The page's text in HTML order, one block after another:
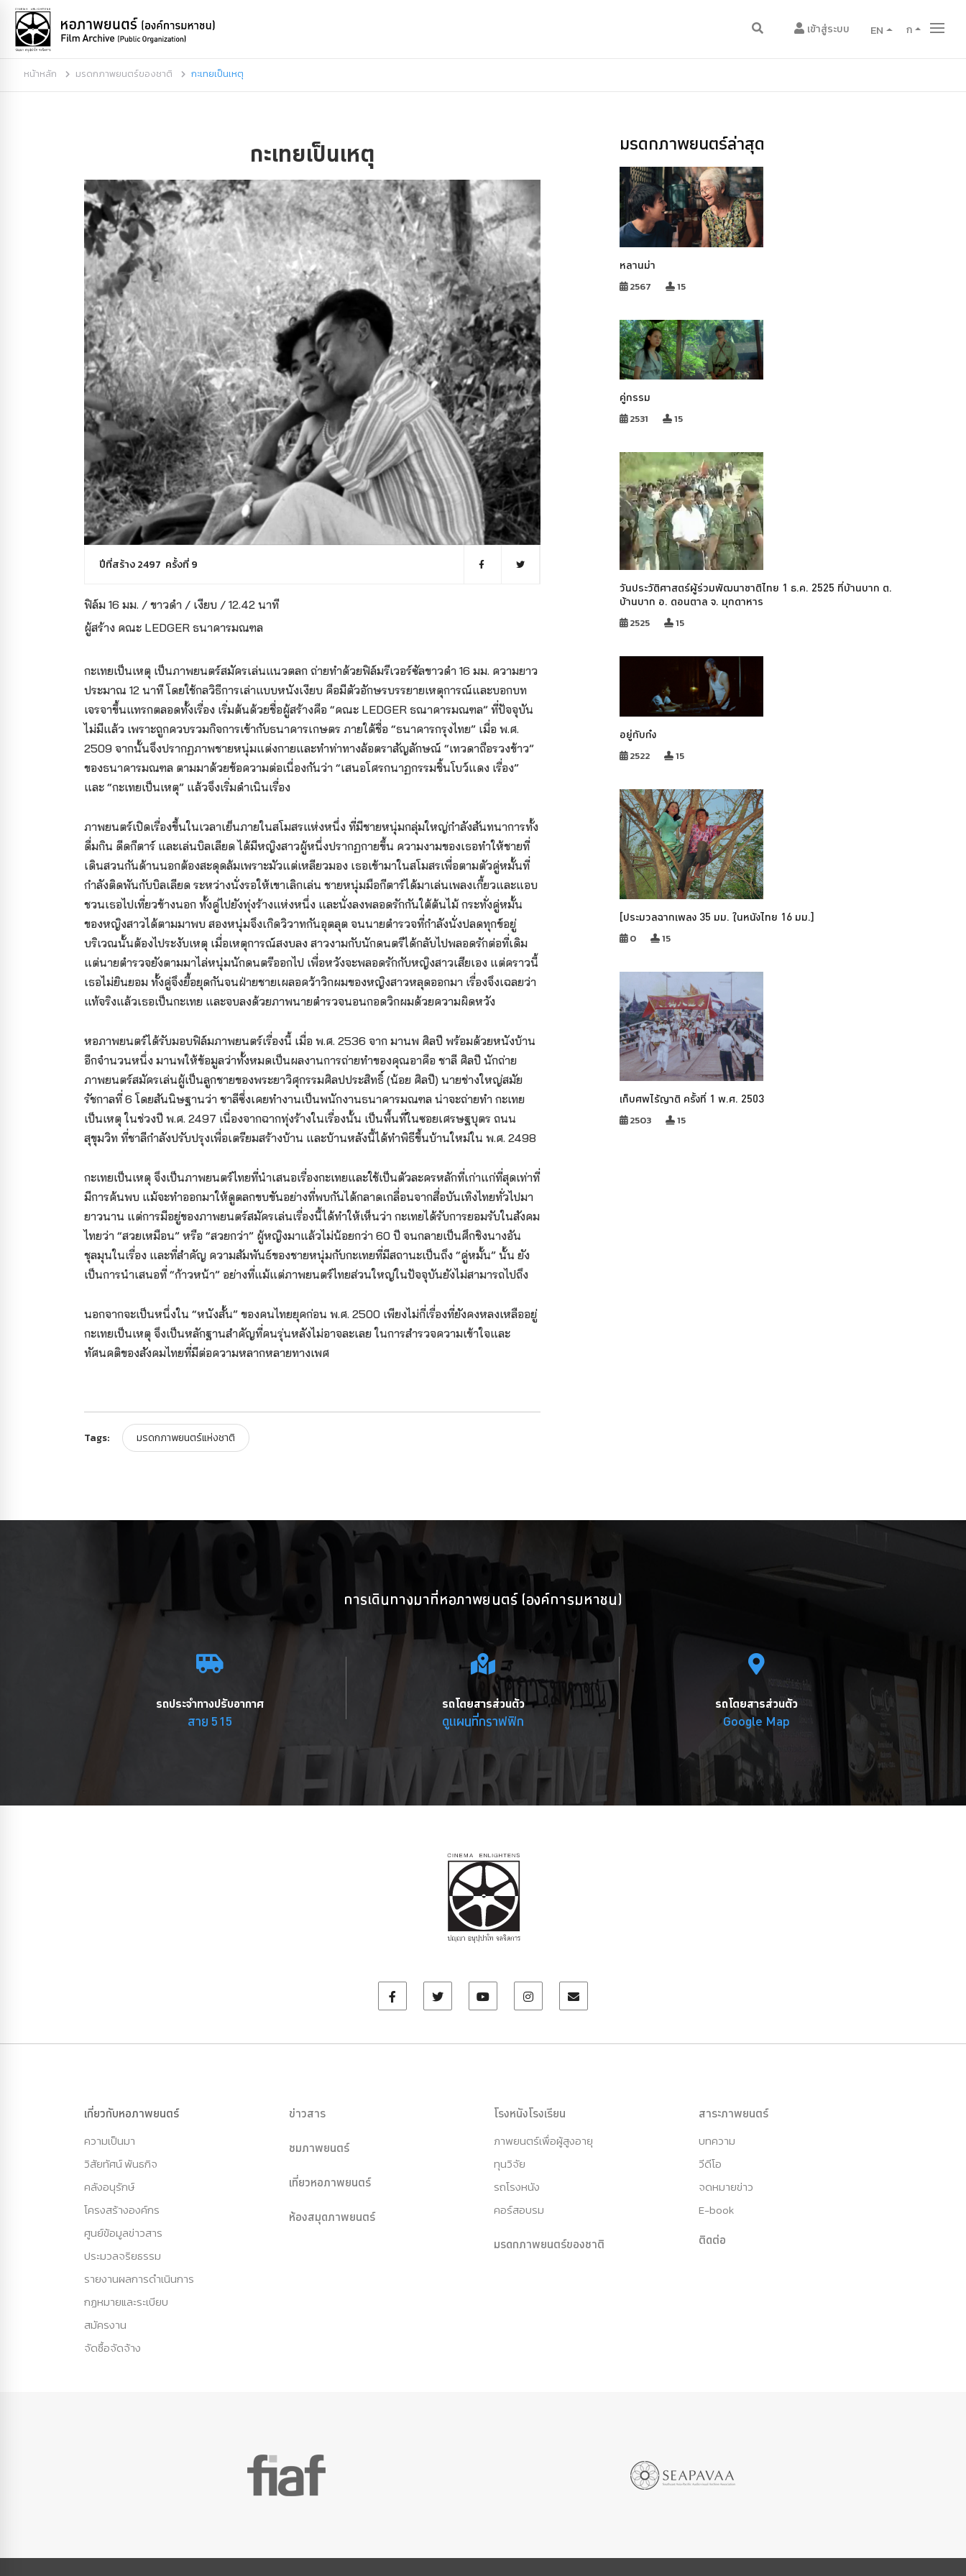
เข้าสู่ระบบ EN ก
หน้าหลัก มรดกภาพยนตร์ของชาติ กะเทยเป็นเหตุ
กะเทยเป็นเหตุ
ปีที่สร้าง 2497 ครั้งที่ 9
ฟิล์ม 16 มม. / ขาวดำ / เงียบ / 12.42 นาที
ผู้สร้าง คณะ LEDGER ธนาคารมณฑล
กะเทยเป็นเหตุ เป็นภาพยนตร์สมัครเล่นแนวตลก ถ่ายทำด้วยฟิล์มรีเวอร์ซัลขาวดำ 16 มม. ความยาว
ประมาณ 12 นาที โดยใช้กลวิธีการเล่าแบบหนังเงียบ คือมีตัวอักษรบรรยายเหตุการณ์และบอกบท
เจรจาขึ้นแทรกตลอดทั้งเรื่อง เริ่มต้นด้วยชื่อผู้สร้างคือ “คณะ LEDGER ธณาคารมณฑล” ที่ปัจจุบัน
ไม่มีแล้ว เพราะถูกควบรวมกิจการเข้ากับธนาคารเกษตร ภายใต้ชื่อ “ธนาคารกรุงไทย” เมื่อ พ.ศ.
2509 จากนั้นจึงปรากฏภาพชายหนุ่มแต่งกายและทำท่าทางล้อตราสัญลักษณ์ “เทวดาถือรวงข้าว”
ของธนาคารมณฑล ตามมาด้วยข้อความต่อเนื่องกันว่า “เสนอโศรกนาฏกรรมชิ้นโบว์แดง เรื่อง”
และ “กะเทยเป็นเหตุ” แล้วจึงเริ่มดำเนินเรื่อง
ภาพยนตร์เปิดเรื่องขึ้นในเวลาเย็นภายในสโมสรแห่งหนึ่ง ที่มีชายหนุ่มกลุ่มใหญ่กำลังสันทนาการทั้ง
ดื่มกิน ดีดกีตาร์ และเล่นบิลเลียด ได้มีหญิงสาวผู้หนึ่งปรากฏกายขึ้น ความงามของเธอทำให้ชายที่
เดินสวนกันด้านนอกต้องสะดุดล้มเพราะมัวแต่เหลียวมอง เธอเข้ามาในสโมสรเพื่อตามตัวคู่หมั้นที่
กำลังติดพันกับบิลเลียด ระหว่างนั่งรอให้เขาเลิกเล่น ชายหนุ่มมือกีตาร์ได้มาเล่นเพลงเกี้ยวและแอบ
ชวนเธอไปเที่ยวข้างนอก ทั้งคู่ไปยังทุ่งร้างแห่งหนึ่ง และนั่งลงพลอดรักกันใต้ต้นไม้ กระทั่งคู่หมั้น
ของหญิงสาวได้ตามมาพบ สองหนุ่มจึงเกิดวิวาทกันอุตลุต จนนายตำรวจที่กำลังนั่งปลดทุกข์อยู่
บริเวณนั้นต้องไประงับเหตุ เมื่อเหตุการณ์สงบลง สาวงามกับนักดนตรีได้กลับไปพลอดรักต่อที่เดิม
แต่นายตำรวจยังตามมาไล่หนุ่มนักดนตรีออกไป เพื่อหวังจะพลอดรักกับหญิงสาวเสียเอง แต่คราวนี้
เธอไม่ยินยอม ทั้งคู่จึงยื้อยุดกันจนฝ่ายชายเผลอคว้าวิกผมของหญิงสาวหลุดออกมา เรื่องจึงเฉลยว่า
แท้จริงแล้วเธอเป็นกะเทย และจบลงด้วยภาพนายตำรวจนอนกอดวิกผมด้วยความผิดหวัง
หอภาพยนตร์ได้รับมอบฟิล์มภาพยนตร์เรื่องนี้ เมื่อ พ.ศ. 2536 จาก มานพ ศิลปี พร้อมด้วยหนังบ้าน
อีกจำนวนหนึ่ง มานพให้ข้อมูลว่าทั้งหมดเป็นผลงานการถ่ายทำของคุณอาคือ ชาลี ศิลปี นักถ่าย
ภาพยนตร์สมัครเล่นผู้เป็นลูกชายของพระยาวิศุกรรมศิลปประสิทธิ์ (น้อย ศิลปี) นายช่างใหญ่สมัย
รัชกาลที่ 6 โดยสันนิษฐานว่า ชาลีซึ่งเคยทำงานเป็นพนักงานธนาคารมณฑล น่าจะถ่ายทำ กะเทย
เป็นเหตุ ในช่วงปี พ.ศ. 2497 เนื่องจากฉากทุ่งร้างในเรื่องนั้น เป็นพื้นที่ในซอยเศรษฐบุตร ถนน
สุขุมวิท ที่ชาลีกำลังปรับปรุงเพื่อเตรียมสร้างบ้าน และบ้านหลังนี้ได้ทำพิธีขึ้นบ้านใหม่ใน พ.ศ. 2498
กะเทยเป็นเหตุ จึงเป็นภาพยนตร์ไทยที่นำเสนอเรื่องกะเทยและใช้เป็นตัวละครหลักที่เก่าแก่ที่สุดเท่าที่
มีการค้นพบ แม้จะทำออกมาให้ดูตลกขบขันอย่างที่พบกันได้กลาดเกลื่อนจากสื่อบันเทิงไทยทั่วไปมา
ยาวนาน แต่การมีอยู่ของภาพยนตร์สมัครเล่นเรื่องนี้ได้ทำให้เห็นว่า กะเทยได้รับการยอมรับในสังคม
ไทยว่า “สวยเหมือน” หรือ “สวยกว่า” ผู้หญิงมาแล้วไม่น้อยกว่า 60 ปี จนกลายเป็นศึกชิงนางอัน
ชุลมุนในเรื่อง และที่สำคัญ ความสัมพันธ์ของชายหนุ่มกับกะเทยที่มีสถานะเป็นถึง “คู่หมั้น” นั้น ยัง
เป็นการนำเสนอที่ “ก้าวหน้า” อย่างที่แม้แต่ภาพยนตร์ไทยส่วนใหญ่ในปัจจุบันยังไม่สามารถไปถึง
นอกจากจะเป็นหนึ่งใน “หนังสั้น” ของคนไทยยุคก่อน พ.ศ. 2500 เพียงไม่กี่เรื่องที่ยังคงหลงเหลืออยู่
กะเทยเป็นเหตุ จึงเป็นหลักฐานสำคัญที่คนรุ่นหลังไม่อาจละเลย ในการสำรวจความเข้าใจและ
ทัศนคติของสังคมไทยที่มีต่อความหลากหลายทางเพศ
Tags: มรดกภาพยนตร์แห่งชาติ
มรดกภาพยนตร์ล่าสุด
หลานม่า
2567 15
คู่กรรม
2531 15
วันประวัติศาสตร์ผู้ร่วมพัฒนาชาติไทย 1 ธ.ค. 2525 ที่บ้านบาก ต.
บ้านบาก อ. ดอนตาล จ. มุกดาหาร
2525 15
อยู่กับก๋ง
2522 15
[ประมวลฉากเพลง 35 มม. ในหนังไทย 16 มม.]
0 15
เก็บศพไร้ญาติ ครั้งที่ 1 พ.ศ. 2503
2503 15
การเดินทางมาที่หอภาพยนตร์ (องค์การมหาชน)
รถประจำทางปรับอากาศ
สาย 515
รถโดยสารส่วนตัว
ดูแผนที่กราฟฟิก
รถโดยสารส่วนตัว
Google Map
เกี่ยวกับหอภาพยนตร์
ความเป็นมา
วิสัยทัศน์ พันธกิจ
คลังอนุรักษ์
โครงสร้างองค์กร
ศูนย์ข้อมูลข่าวสาร
ประมวลจริยธรรม
รายงานผลการดำเนินการ
กฏหมายและระเบียบ
สมัครงาน
จัดซื้อจัดจ้าง
ข่าวสาร
ชมภาพยนตร์
เที่ยวหอภาพยนตร์
ห้องสมุดภาพยนตร์
โรงหนังโรงเรียน
ภาพยนตร์เพื่อผู้สูงอายุ
ทุนวิจัย
รถโรงหนัง
คอร์สอบรม
มรดกภาพยนตร์ของชาติ
สาระภาพยนตร์
บทความ
วีดีโอ
จดหมายข่าว
E-book
ติดต่อ